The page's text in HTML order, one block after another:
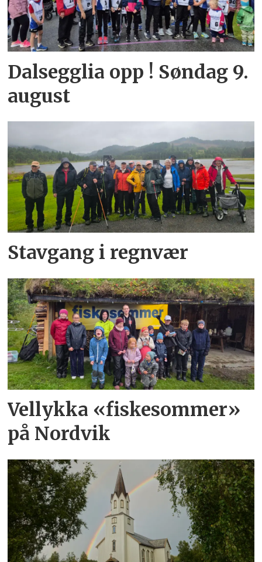
Dalsegglia opp ! Søndag 9.
august
Stavgang i regnvær
Vellykka «fiskesommer»
på Nordvik